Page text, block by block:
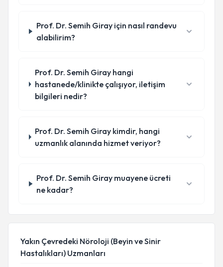
Prof. Dr. Semih Giray için nasıl randevu
alabilirim?
Prof. Dr. Semih Giray hangi
hastanede/klinikte çalışıyor, iletişim
bilgileri nedir?
Prof. Dr. Semih Giray kimdir, hangi
uzmanlık alanında hizmet veriyor?
Prof. Dr. Semih Giray muayene ücreti
ne kadar?
Yakın Çevredeki Nöroloji (Beyin ve Sinir
Hastalıkları) Uzmanları